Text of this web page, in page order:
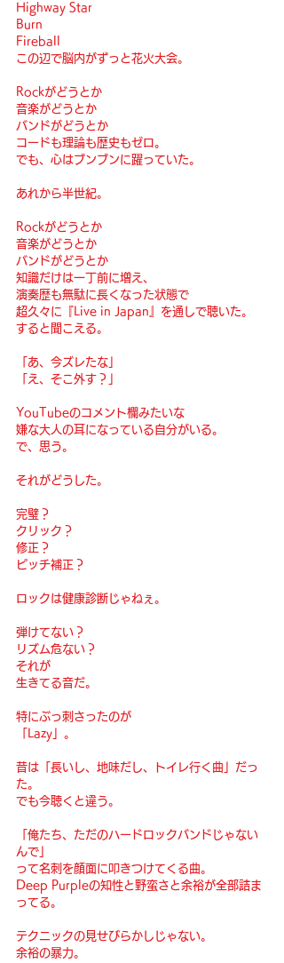
Highway Star
Burn
Fireball
この辺で脳内がずっと花火大会。
Rockがどうとか
音楽がどうとか
バンドがどうとか
コードも理論も歴史もゼロ。
でも、心はブンブンに躍っていた。
あれから半世紀。
Rockがどうとか
音楽がどうとか
バンドがどうとか
知識だけは一丁前に増え、
演奏歴も無駄に長くなった状態で
超久々に『Live in Japan』を通しで聴いた。
すると聞こえる。
「あ、今ズレたな」
「え、そこ外す？」
YouTubeのコメント欄みたいな
嫌な大人の耳になっている自分がいる。
で、思う。
それがどうした。
完璧？
クリック？
修正？
ピッチ補正？
ロックは健康診断じゃねぇ。
弾けてない？
リズム危ない？
それが
生きてる音だ。
特にぶっ刺さったのが
「Lazy」。
昔は「長いし、地味だし、トイレ行く曲」だっ
た。
でも今聴くと違う。
「俺たち、ただのハードロックバンドじゃない
んで」
って名刺を顔面に叩きつけてくる曲。
Deep Purpleの知性と野蛮さと余裕が全部詰ま
ってる。
テクニックの見せびらかしじゃない。
余裕の暴力。